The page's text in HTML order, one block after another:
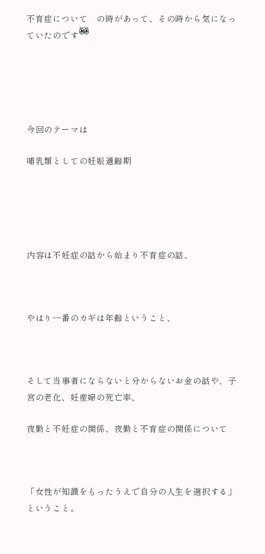
不育症について の時があって、その時から気になっ
ていたのです
今回のテーマは
哺乳類としての妊娠適齢期
内容は不妊症の話から始まり不育症の話、
やはり一番のカギは年齢ということ、
そして当事者にならないと分からないお金の話や、子
宮の老化、妊産婦の死亡率、
夜勤と不妊症の関係、夜勤と不育症の関係について
「女性が知識をもったうえで自分の人生を選択する」
ということ。